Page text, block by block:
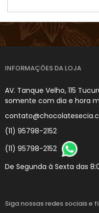
INFORMAÇÕES DA LOJA
AV. Tanque Velho, 115
somente com dia e hora
(11) 95798-2152
(11) 95798-2152
De Segunda à Sexta das
Siga nossas redes sociaise